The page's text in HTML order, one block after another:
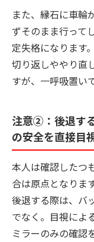
また、縁石に車輪
ずそのまま行って
定失格になります。
切り返しややり直
すが、一呼吸置い
注意②：後退す
の安全を直接目
本人は確認したつ
合は原点となります
後退する際は、バ
でなく。目視によ
ミラーのみの確認